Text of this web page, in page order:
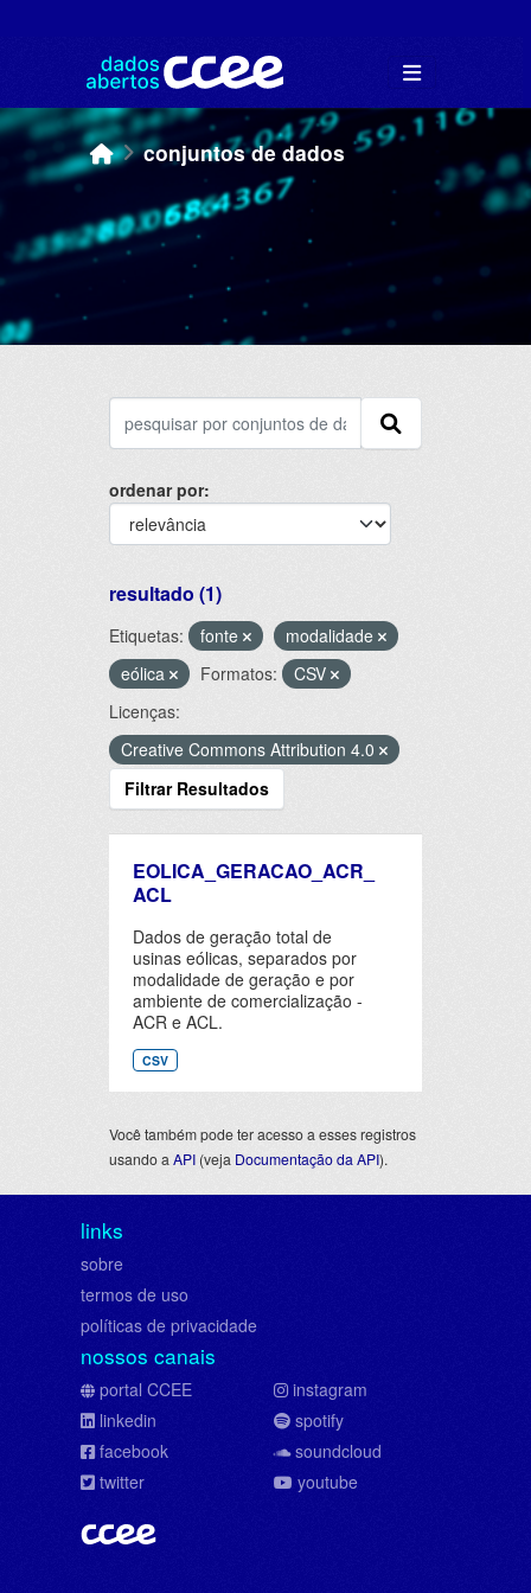
conjuntos de dados
ordenar por
resultado (1)
Etiquetas: fonte
modalidade
eólica
Formatos:
CSV
Licenças:
Creative Commons Attribution 4.0
Filtrar Resultados
EOLICA_GERACAO_ACR_
ACL
Dados de geração total de
usinas eólicas, separados por
modalidade de geração e por
ambiente de comercialização -
ACR e ACL.
CSV
Você também pode ter acesso a esses registros
usando a API (veja Documentação da API).
links
sobre
termos de uso
políticas de privacidade
nossos canais
portal CCEE
linkedin
facebook
twitter
instagram
spotify
soundcloud
youtube